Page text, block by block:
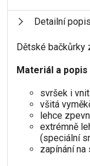
Detailní popis
Dětské bačkůrky
Materiál a
svršek i
všitá
lehce
extrémně
(speciální
zapínání na